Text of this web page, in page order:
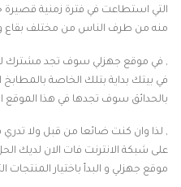
التي استطاعت في فترة زمنية قصيرة
منه من طرف الناس من مختلف بقاع و
, في موقع جهزلي سوف تجد مشترك
في بيتك بداية بتلك الخاصة
بالحدائق سوف تجدها في هذا الموقع
, لذا وان كنت ضائعا من قبل ولا
على شبكة الانترنت فات الان لديك
موقع جهزلي و البدأ باختيار المنتجات